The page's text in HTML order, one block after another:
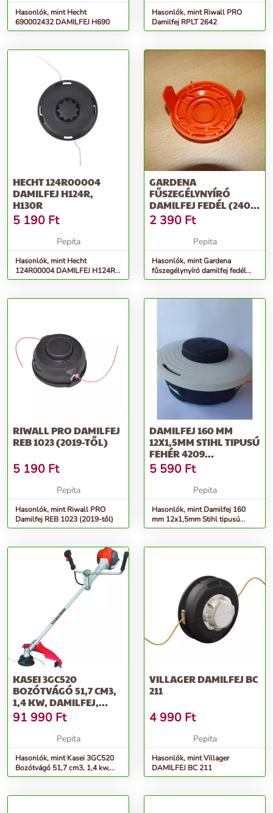
Hasonlók, mint Hecht
690002432 DAMILFEJ H690
Hasonlók, mint Riwall PRO
Damilfej RPLT 2642
HECHT 124R00004
DAMILFEJ H124R,
H130R
5 190 Ft
Pepita
Hasonlók, mint Hecht
124R00004 DAMILFEJ H124R,
H130R
GARDENA
FŰSZEGÉLYNYÍRÓ
DAMILFEJ FEDÉL (2401,
2407)
2 390 Ft
Pepita
Hasonlók, mint Gardena
fűszegélynyíró damilfej fedél
(2401, 2407)
RIWALL PRO DAMILFEJ
REB 1023 (2019-TŐL)
5 190 Ft
Pepita
Hasonlók, mint Riwall PRO
Damilfej REB 1023 (2019-től)
DAMILFEJ 160 MM
12X1,5MM STIHL TIPUSÚ
FEHÉR 4209
(MEGSZŰNT!)
5 590 Ft
Pepita
Hasonlók, mint Damilfej 160
mm 12x1,5mm Stihl tipusú
fehér 4209 (Megszűnt!)
KASEI 3GC520
BOZÓTVÁGÓ 51,7 CM3,
1,4 KW, DAMILFEJ,
VÁGÓTÁRCSA, VÁ...
91 990 Ft
Pepita
Hasonlók, mint Kasei 3GC520
Bozótvágó 51,7 cm3, 1,4 kw,
damilfej, vágótárcsa, vá...
VILLAGER DAMILFEJ BC
211
4 990 Ft
Pepita
Hasonlók, mint Villager
DAMILFEJ BC 211